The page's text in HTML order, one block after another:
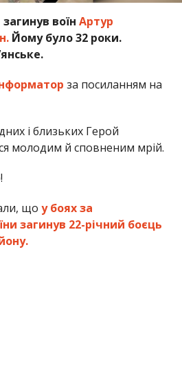
воїн Артур
Йому було 32 роки.
за посиланням на
і близьких Герой
молодим й сповненим мрій.
що у боях за
загинув 22-річний боєць